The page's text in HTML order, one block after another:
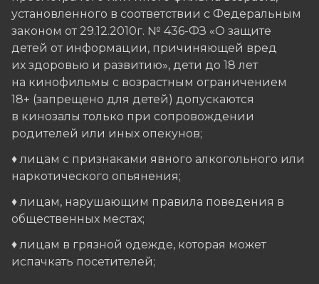
установленного в соответствии с Федеральным
законом от 29.12.2010г. № 436-ФЗ «О защите
детей от информации, причиняющей вред
их здоровью и развитию», дети до 18 лет
на кинофильмы с возрастным ограничением
18+ (запрещено для детей) допускаются
в кинозалы только при сопровождении
родителей или иных опекунов;
♦ лицам с признаками явного алкогольного или
наркотического опьянения;
♦ лицам, нарушающим правила поведения в
общественных местах;
♦ лицам в грязной одежде, которая может
испачкать посетителей;